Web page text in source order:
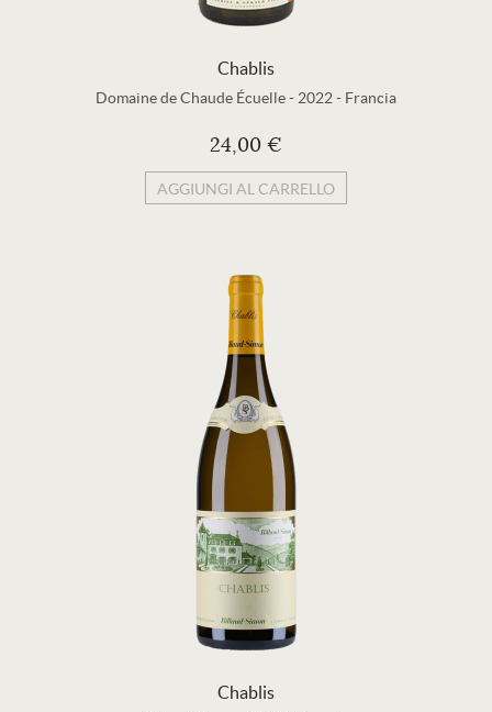
Chablis
Domaine de Chaude Écuelle- 2022 - Francia
24,00 €
AGGIUNGI AL CARRELLO
Chablis